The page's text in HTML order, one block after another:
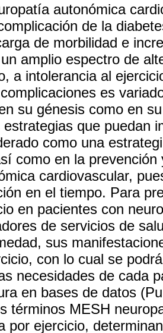
autonómica
de la
de morbilidad e
amplio espectro de
a intolerancia al
es
su génesis como en
estrategias que puedan
como una
como en la
cardiovascular,
en el tiempo. Para
en pacientes con
de servicios de
sus
con lo cual se
necesidades de cada
en bases de datos
términos MESH
por ejercicio,